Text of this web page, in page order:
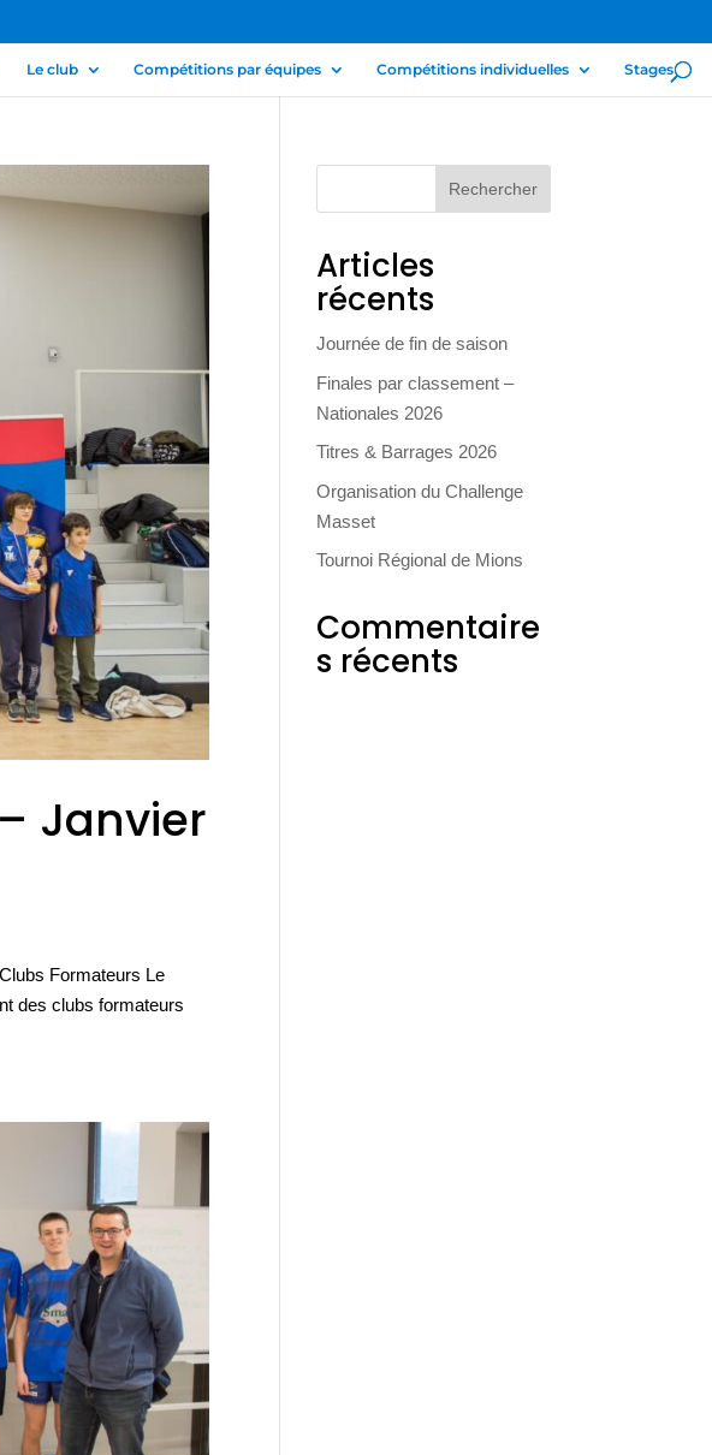
Le club Compétitions par équipes Compétitions individuelles Stages
Janvier
Formateurs Le
des clubs formateurs
Articles
récents
Journée de fin de saison
Finales par classement –
Nationales 2026
Titres & Barrages 2026
Organisation du Challenge
Masset
Tournoi Régional de Mions
Commentaire
s récents